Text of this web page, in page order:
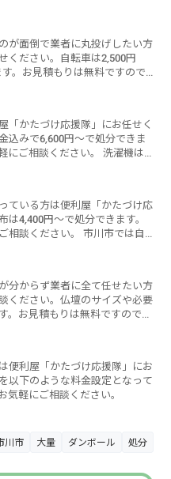
が面倒で業者に丸投げしたい方
ください。自転車は2,500円
。お見積もりは無料ですので
「かたづけ応援隊」にお任せく
込みで6,600円～で処分できま
にご相談ください。 洗濯機は
ている方は便利屋「かたづけ応
4,400円～で処分できます。
相談ください。 市川市では自
分からず業者に全て任せたい方
ください。仏壇のサイズや必要
。お見積もりは無料ですのでお
便利屋「かたづけ応援隊」にお
以下のような料金設定となって
軽にご相談ください。
川市 大量 ダンボール 処分